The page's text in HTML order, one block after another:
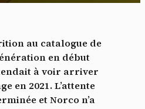
au catalogue de
en début
à voir arriver
en 2021. L’attente
et Norco n’a